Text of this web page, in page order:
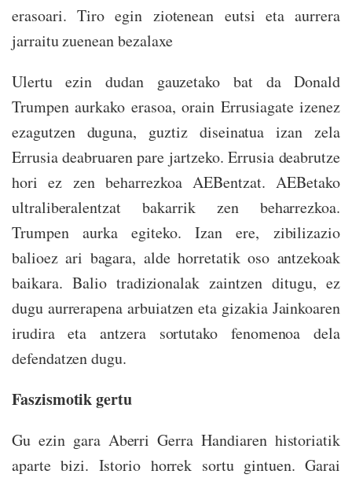
erasoari. Tiro egin ziotenean eutsi eta aurrera
jarraitu zuenean bezalaxe
Ulertu ezin dudan gauzetako bat da Donald
Trumpen aurkako erasoa, orain Errusiagate izenez
ezagutzen duguna, guztiz diseinatua izan zela
Errusia deabruaren pare jartzeko. Errusia deabrutze
hori ez zen beharrezkoa AEBentzat. AEBetako
ultraliberalentzat bakarrik zen beharrezkoa.
Trumpen aurka egiteko. Izan ere, zibilizazio
balioez ari bagara, alde horretatik oso antzekoak
baikara. Balio tradizionalak zaintzen ditugu, ez
dugu aurrerapena arbuiatzen eta gizakia Jainkoaren
irudira eta antzera sortutako fenomenoa dela
defendatzen dugu.
Faszismotik gertu
Gu ezin gara Aberri Gerra Handiaren historiatik
aparte bizi. Istorio horrek sortu gintuen. Garai